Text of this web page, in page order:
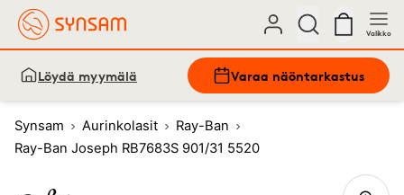
Valikko
Löydä myymälä Varaa näöntarkastus
Synsam Aurinkolasit
Ray-Ban
Ray-Ban Joseph RB7683S 901/31 5520